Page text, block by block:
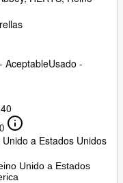
AceptableUsado -
a Estados Unidos
Unido a Estados